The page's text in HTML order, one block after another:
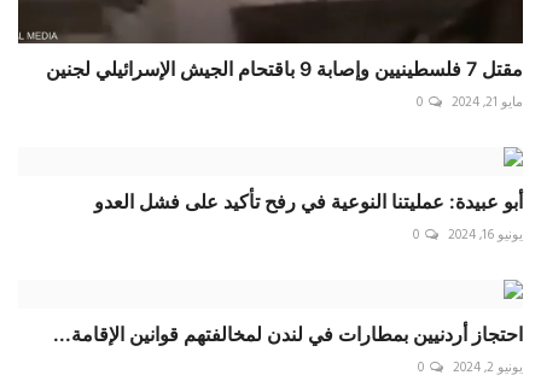
مقتل 7 فلسطينيين وإصابة 9 باقتحام الجيش الإسرائيلي لجنين
مايو 21, 2024 0
أبو عبيدة: عمليتنا النوعية في رفح تأكيد على فشل العدو
يونيو 16, 2024 0
احتجاز أردنيين بمطارات في لندن لمخالفتهم قوانين الإقامة...
يونيو 2, 2024 0